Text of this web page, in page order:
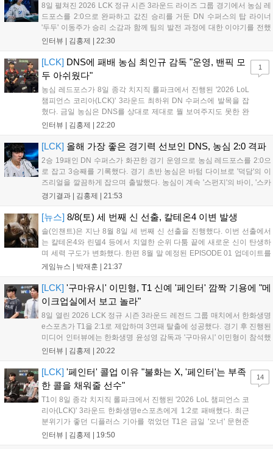
8일 펼쳐진 2026 LCK 정규 시즌 3라운드 라이즈 그룹 경기에서 농심 레
드포스를 2:0으로 완파하고 값진 승리를 거둔 DN 수퍼스의 탑 라이너
'두두' 이동주가 승리 소감과 함께 팀의 발전 과정에 대한 이야기를 전했
다. 먼저 오랜만의 2:0 완승에 대해 '두두'는 "진짜 오랜만에 거둔 2:0 승
인터뷰 | 김홍제 | 22:30
[LCK] DNS에 패배 농심 최인규 감독 "운영, 밴픽 모
두 아쉬웠다"
농심 레드포스가 8일 종각 치지직 롤파크에서 진행된 '2026 LoL
챔피언스 코리아(LCK)' 3라운드 최하위 DN 수퍼스에 발목을 잡
혔다. 금일 농심은 DNS를 상대로 제대로 뭘 보여주지도 못한 완
패를 당하고 말았다. 이하 농심 레드포스 최인규 감독과 '리헨즈'
인규 감독 : 모든 경...
인터뷰 | 김홍제 | 22:20
1
[LCK] 올해 가장 좋은 경기력 선보인 DNS, 농심 2:0 격파
2승 19패인 DN 수퍼스가 화끈한 경기 운영으로 농심 레드포스를 2:0으
로 잡고 3승째를 기록했다. 경기 초반 농심은 바텀 다이브로 '덕담'의 이
즈리얼을 깔끔하게 잡으며 출발했다. 농심이 계속 '스펀지'의 바이, '스카
웃'의 신드라가 맹활약하며 초반부터 잡은 주도권을 계속 잘 굴렸다.
었...
경기결과 | 김홍제 | 21:53
[뉴스] 8/8(토) 세 번째 신 선출, 칼테온4 이변 발생
솔(인챈트)은 지난 8월 8일 세 번째 신 선출을 진행했다. 이번 선출에서
는 칼테온4와 린델4 등에서 치열한 순위 다툼 끝에 새로운 신이 탄생하
며 세력 구도가 변화했다. 한편 8월 말 예정된 EPISODE 01 업데이트를
통해 월드 콘텐츠가 추가될 예정이며, 이를 통해 추후 주신 및 절대신에
더욱 가속화될 전망이다....
게임뉴스 | 박재훈 | 21:37
[LCK] '구마유시' 이민형, T1 신예 '페인터' 깜짝 기용에 "메
이크업실에서 보고 놀라"
8일 열린 2026 LCK 정규 시즌 3라운드 레전드 그룹 매치에서 한화생명
e스포츠가 T1을 2:1로 제압하며 3연패 탈출에 성공했다. 경기 후 진행된
미디어 인터뷰에는 한화생명 윤성영 감독과 '구마유시' 이민형이 참석했
다. 먼저 승리 소감에 대해 윤성영 감독은 "오랜만에 승리해 기분이 좋고,
인터뷰 | 김홍제 | 20:22
[LCK] '페인터' 콜업 이유 "불화는 X, '페인터'는 부족
한 콜을 채워줄 선수"
T1이 8일 종각 치지직 롤파크에서 진행된 '2026 LoL 챔피언스 코
리아(LCK)' 3라운드 한화생명e스포츠에게 1:2로 패배했다. 최근
분위기가 좋던 디플러스 기아를 꺾었던 T1은 금일 '오너' 문현준
을 빼고 신예 '페인터' 김은후를 투입시키는 강수를 뒀으나 결국
인터뷰 | 김홍제 | 19:50
14